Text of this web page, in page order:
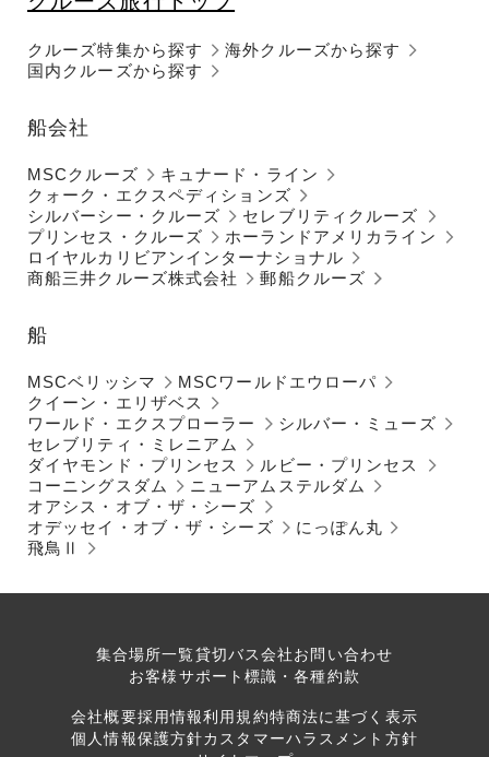
クルーズ特集から探す
国内クルーズから探す
海外クルーズから探す
船会社
MSCクルーズ
キュナード・ライン
クォーク・エクスペディションズ
シルバーシー・クルーズ
セレブリティクルーズ
プリンセス・クルーズ
ホーランドアメリカライン
ロイヤルカリビアンインターナショナル
商船三井クルーズ株式会社
郵船クルーズ
船
MSCベリッシマ
MSCワールドエウローパ
クイーン・エリザベス
ワールド・エクスプローラー
シルバー・ミューズ
セレブリティ・ミレニアム
ダイヤモンド・プリンセス
ルビー・プリンセス
コーニングスダム
ニューアムステルダム
オアシス・オブ・ザ・シーズ
オデッセイ・オブ・ザ・シーズ
にっぽん丸
飛鳥Ⅱ
集合場所一覧貸切バス会社お問い合わせ
お客様サポート 標識・各種約款
会社概要採用情報利用規約特商法に基づく表示
個人情報保護方針カスタマーハラスメント方針